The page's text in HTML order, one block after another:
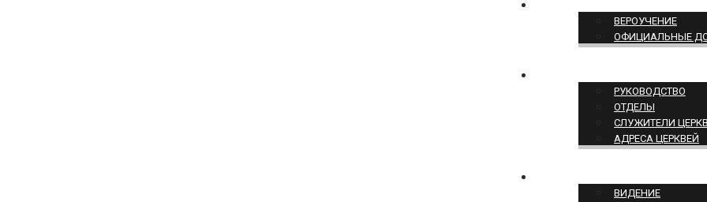
ВЕРОУЧЕНИЕ
ОФИЦИАЛЬНЫЕ
РУКОВОДСТВО
ОТДЕЛЫ
СЛУЖИТЕЛИ
АДРЕСА ЦЕРКВЕЙ
ВИДЕНИЕ